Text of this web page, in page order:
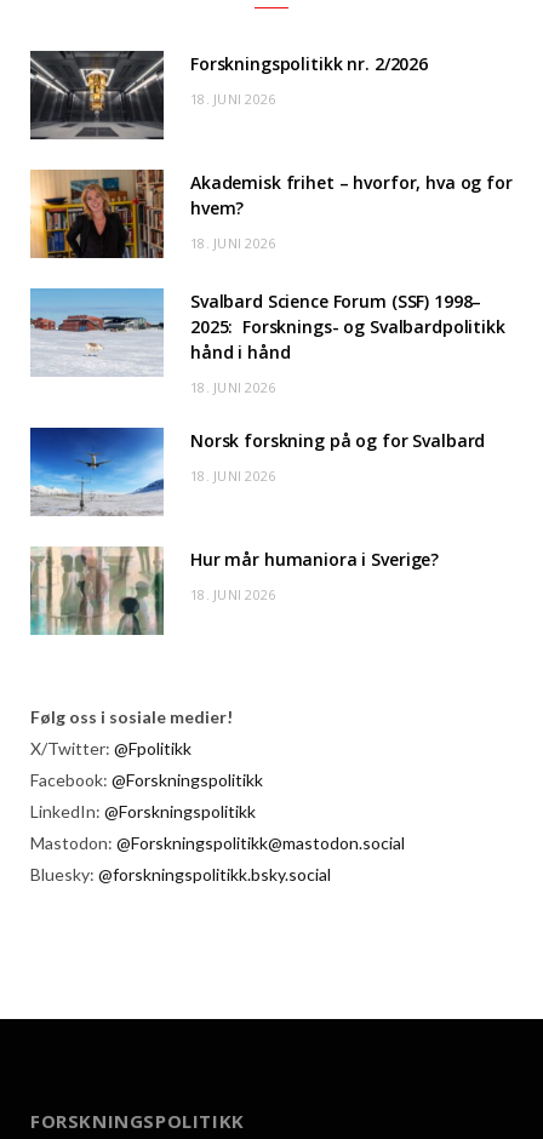
Forskningspolitikk nr. 2/2026
18. JUNI 2026
Akademisk frihet – hvorfor, hva og for
hvem?
18. JUNI 2026
Svalbard Science Forum (SSF) 1998–
2025: Forsknings- og Svalbardpolitikk
hånd i hånd
18. JUNI 2026
Norsk forskning på og for Svalbard
18. JUNI 2026
Hur mår humaniora i Sverige?
18. JUNI 2026
Følg oss i sosiale medier!
X/Twitter: @Fpolitikk
Facebook: @Forskningspolitikk
LinkedIn: @Forskningspolitikk
Mastodon: @Forskningspolitikk@mastodon.social
Bluesky: @forskningspolitikk.bsky.social
FORSKNINGSPOLITIKK